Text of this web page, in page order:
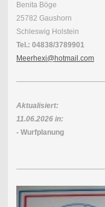
Benita Böge
25782 Gaushorn
Schleswig Holstein
Tel.: 04838/3789901
Meerhexi@hotmail.com
Aktualisiert:
11.06.2026 in:
- Wurfplanung